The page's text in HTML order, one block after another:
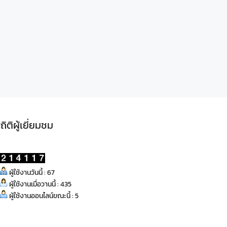
ติผู้เยี่ยมชม
ผู้ใช้งานวันนี้ : 67
ผู้ใช้งานเมื่อวานนี้ : 435
ผู้ใช้งานออนไลน์ขณะนี้ : 5